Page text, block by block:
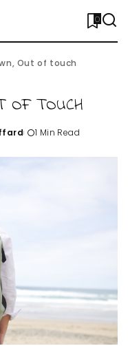
0
Out of touch
OF TOUCH
1 Min Read